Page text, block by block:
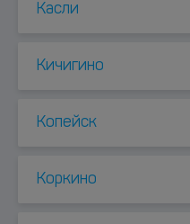
Касли
Кичигино
Копейск
Коркино